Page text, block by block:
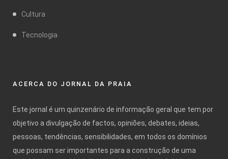
Cultura
Tecnologia
ACERCA DO JORNAL DA PRAIA
Este jornal é um quinzenário de informação geral que tem por
objetivo a divulgação de factos, opiniões, debates, ideias,
pessoas, tendências, sensibilidades, em todos os domínios
que possam ser importantes para a construção de uma